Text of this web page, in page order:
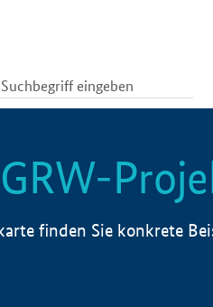
finden Sie konkrete